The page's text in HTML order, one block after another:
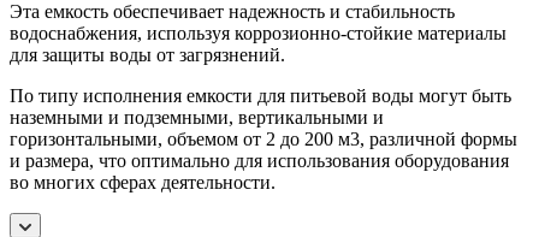
Эта емкость обеспечивает надежность и стабильность
водоснабжения, используя коррозионно-стойкие материалы
для защиты воды от загрязнений.
По типу исполнения емкости для питьевой воды могут быть
наземными и подземными, вертикальными и
горизонтальными, объемом от 2 до 200 м3, различной формы
и размера, что оптимально для использования оборудования
во многих сферах деятельности.